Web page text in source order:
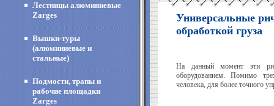
Лестницы алюминиевые
Zarges
Вышки-туры
(алюминиевые и
стальные)
Подмости, трапы и
рабочие площадки
Zarges
Универсальные
обработкой груза
На данный момент эти
оборудованием. Помимо
человека, для более точного